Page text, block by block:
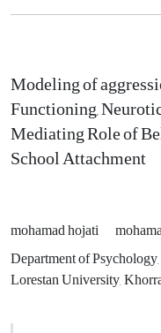
Modeling of
Functioning,
Mediating Role of
School Attachment
mohamad hojati
Department of
Lorestan University,